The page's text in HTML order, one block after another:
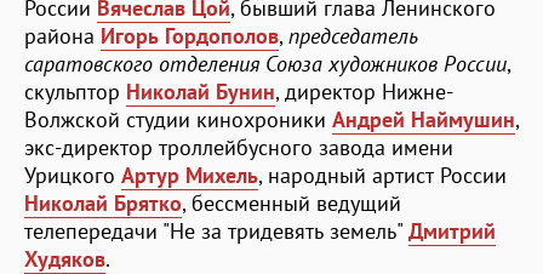
России Вячеслав Цой, бывший глава Ленинского
района Игорь Гордополов,председатель
саратовского отделения Союза художников России,
скульптор Николай Бунин, директор Нижне-
Волжской студии кинохроники Андрей Наймушин,
экс-директор троллейбусного завода имени
Урицкого Артур Михель, народный артист России
Николай Брятко, бессменный ведущий
телепередачи "Не за тридевять земель" Дмитрий
Худяков.